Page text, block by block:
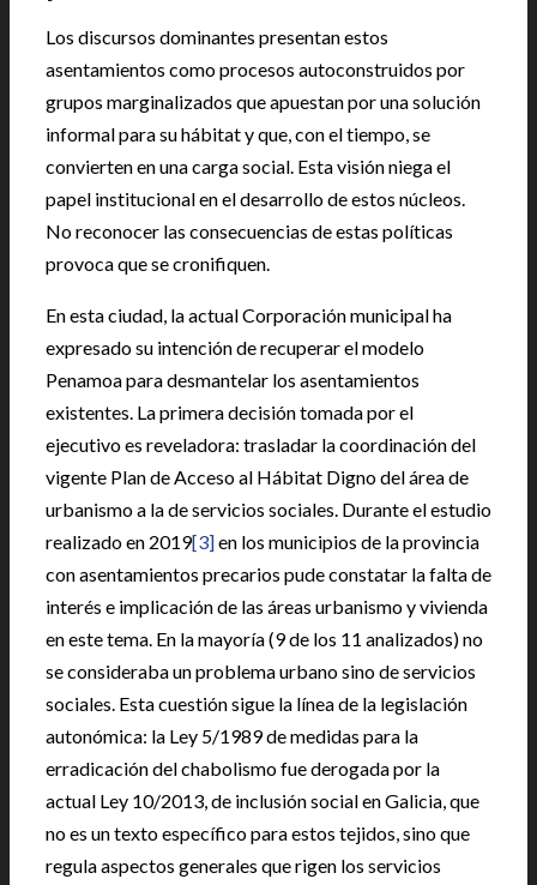
Los discursos dominantes presentan estos
asentamientos como procesos autoconstruidos por
grupos marginalizados que apuestan por una solución
informal para su hábitat y que, con el tiempo, se
convierten en una carga social. Esta visión niega el
papel institucional en el desarrollo de estos núcleos.
No reconocer las consecuencias de estas políticas
provoca que se cronifiquen.
En esta ciudad, la actual Corporación municipal ha
expresado su intención de recuperar el modelo
Penamoa para desmantelar los asentamientos
existentes. La primera decisión tomada por el
ejecutivo es reveladora: trasladar la coordinación del
vigente Plan de Acceso al Hábitat Digno del área de
urbanismo a la de servicios sociales. Durante el estudio
realizado en 2019[3]en los municipios de la provincia
con asentamientos precarios pude constatar la falta de
interés e implicación de las áreas urbanismo y vivienda
en este tema. En la mayoría (9 de los 11 analizados) no
se consideraba un problema urbano sino de servicios
sociales. Esta cuestión sigue la línea de la legislación
autonómica: la Ley 5/1989 de medidas para la
erradicación del chabolismo fue derogada por la
actual Ley 10/2013, de inclusión social en Galicia, que
no es un texto específico para estos tejidos, sino que
regula aspectos generales que rigen los servicios